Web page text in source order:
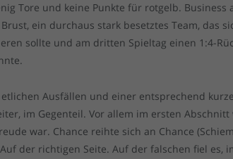
Tore und keine Punkte für rotgelb. Business
ein durchaus stark besetztes Team, das
sollte und am dritten Spieltag einen 1:4-
Ausfällen und einer entsprechend
im Gegenteil. Vor allem im ersten Abschnitt
war. Chance reihte sich an Chance
der richtigen Seite. Auf der falschen fiel es,